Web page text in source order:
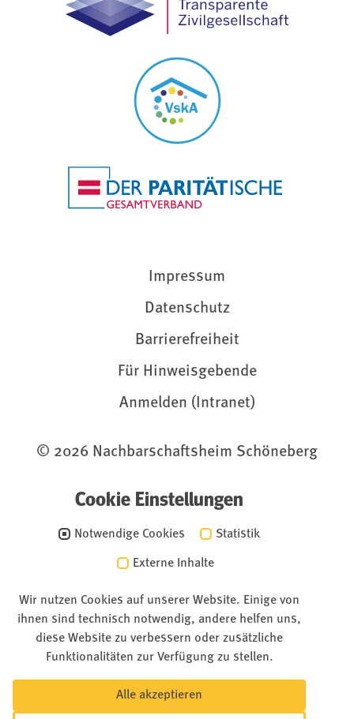
Impressum
Datenschutz
Barrierefreiheit
Für Hinweisgebende
Anmelden (Intranet)
© 2026 Nachbarschaftsheim Schöneberg
Cookie Einstellungen
Notwendige Cookies Statistik
Externe Inhalte
Wir nutzen Cookies auf unserer Website. Einige von
ihnen sind technisch notwendig, andere helfen uns,
diese Website zu verbessern oder zusätzliche
Funktionalitäten zur Verfügung zu stellen.
Alle akzeptieren